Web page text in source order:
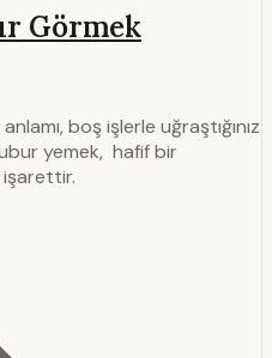
Görmek
boş iş­lerle uğraştığınız
yemek, hafif bir
işarettir.